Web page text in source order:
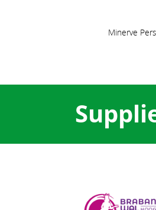
Minerve Pers